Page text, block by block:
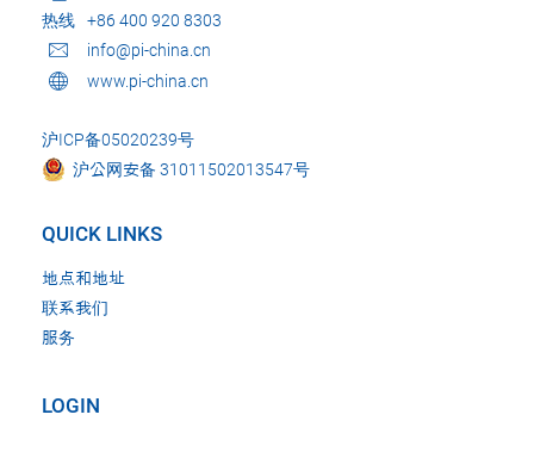
热线
+86 400 920 8303
info@pi-china.cn
www.pi-china.cn
沪ICP备05020239号
沪公网安备 31011502013547号
QUICK LINKS
地点和地址
联系我们
服务
LOGIN